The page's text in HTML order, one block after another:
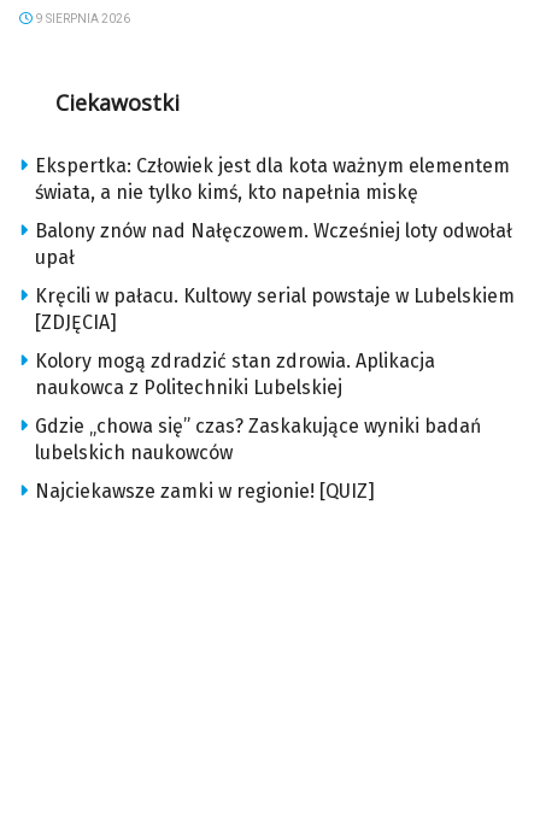
9 SIERPNIA 2026
Ciekawostki
Ekspertka: Człowiek jest dla kota ważnym elementem
świata, a nie tylko kimś, kto napełnia miskę
Balony znów nad Nałęczowem. Wcześniej loty odwołał
upał
Kręcili w pałacu. Kultowy serial powstaje w Lubelskiem
[ZDJĘCIA]
Kolory mogą zdradzić stan zdrowia. Aplikacja
naukowca z Politechniki Lubelskiej
Gdzie „chowa się” czas? Zaskakujące wyniki badań
lubelskich naukowców
Najciekawsze zamki w regionie! [QUIZ]